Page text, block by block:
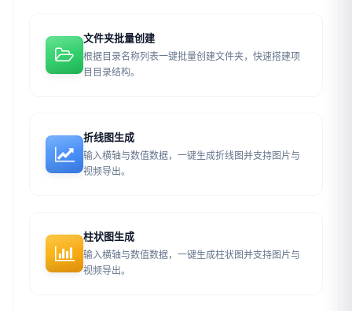
文件夹批量创建
根据目录名称列表一键批量创建文件夹，快速搭建项
目目录结构。
折线图生成
输入横轴与数值数据，一键生成折线图并支持图片与
视频导出。
柱状图生成
输入横轴与数值数据，一键生成柱状图并支持图片与
视频导出。